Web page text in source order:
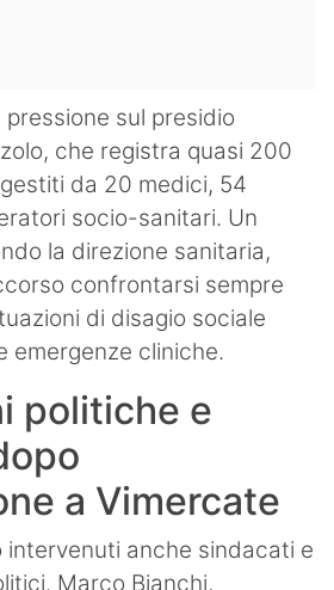
sul presidio
che registra quasi 200
da 20 medici, 54
socio-sanitari. Un
la direzione sanitaria,
confrontarsi sempre
di disagio sociale
emergenze cliniche.
politiche e
a Vimercate
intervenuti anche sindacati e
Marco Bianchi,